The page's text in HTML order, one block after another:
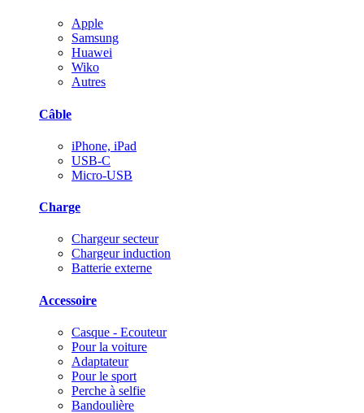
Apple
Samsung
Huawei
Wiko
Autres
Câble
iPhone, iPad
USB-C
Micro-USB
Charge
Chargeur secteur
Chargeur induction
Batterie externe
Accessoire
Casque - Ecouteur
Pour la voiture
Adaptateur
Pour le sport
Perche à selfie
Bandoulière